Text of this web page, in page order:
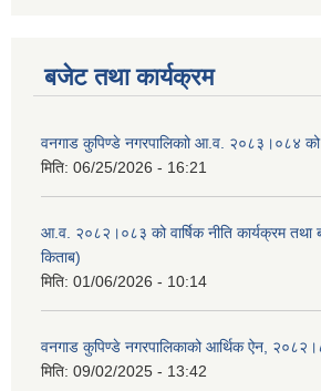
बजेट तथा कार्यक्रम
वनगाड कुपिण्डे नगरपालिकाो आ.व. २०८३।०८४
मिति: 06/25/2026 - 16:21
आ.व. २०८२।०८३ को वार्षिक नीति कार्यक्रम तथा
किताब)
मिति: 01/06/2026 - 10:14
वनगाड कुपिण्डे नगरपालिकाको आर्थिक ऐन,
मिति: 09/02/2025 - 13:42